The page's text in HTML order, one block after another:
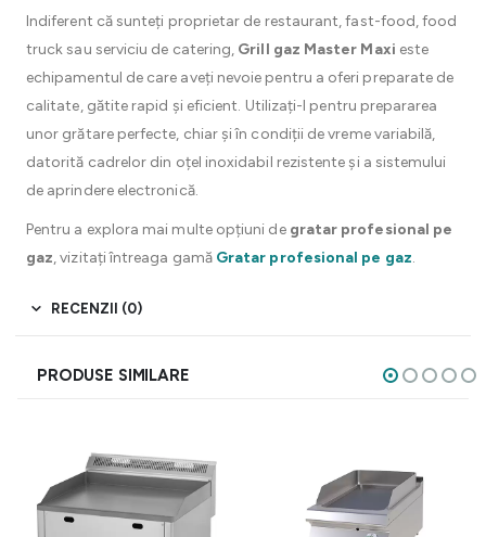
Indiferent că sunteți proprietar de restaurant, fast-food, food
truck sau serviciu de catering, Grill gaz Master Maxi este
echipamentul de care aveți nevoie pentru a oferi preparate de
calitate, gătite rapid și eficient. Utilizați-l pentru prepararea
unor grătare perfecte, chiar și în condiții de vreme variabilă,
datorită cadrelor din oțel inoxidabil rezistente și a sistemului
de aprindere electronică.
Pentru a explora mai multe opțiuni de gratar profesional pe
gaz, vizitați întreaga gamă Gratar profesional pe gaz.
RECENZII (0)
PRODUSE SIMILARE